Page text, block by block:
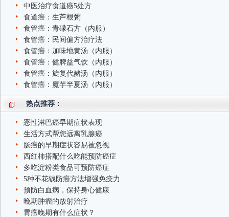
中医治疗食道癌5处方
食道癌：生芦根粥
食管癌：青礞石方（内服）
食管癌：民间偏方治疗法
食管癌：加味地黄汤（内服）
食管癌：健脾益气饮（内服）
食管癌：旋复代赭汤（内服）
食管癌：魔芋半夏汤（内服）
热点推荐：
恶性淋巴癌早期症状表现
生活方式帮您远离乳腺癌
肠癌的早期症状容易被忽视
西红柿搭配什么吃能预防癌症
多吃淀粉类食品可预防癌症
5种不花钱防癌方法增强免疫力
预防白血病，保持身心健康
晚期肿瘤的放射治疗
胃癌晚期有什么症状？